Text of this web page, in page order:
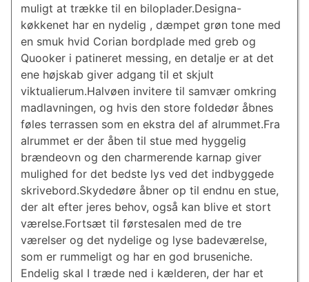
muligt at trække til en biloplader.Designa-
køkkenet har en nydelig , dæmpet grøn tone med
en smuk hvid Corian bordplade med greb og
Quooker i patineret messing, en detalje er at det
ene højskab giver adgang til et skjult
viktualierum.Halvøen invitere til samvær omkring
madlavningen, og hvis den store foldedør åbnes
føles terrassen som en ekstra del af alrummet.Fra
alrummet er der åben til stue med hyggelig
brændeovn og den charmerende karnap giver
mulighed for det bedste lys ved det indbyggede
skrivebord.Skydedøre åbner op til endnu en stue,
der alt efter jeres behov, også kan blive et stort
værelse.Fortsæt til førstesalen med de tre
værelser og det nydelige og lyse badeværelse,
som er rummeligt og har en god bruseniche.
Endelig skal I træde ned i kælderen, der har et